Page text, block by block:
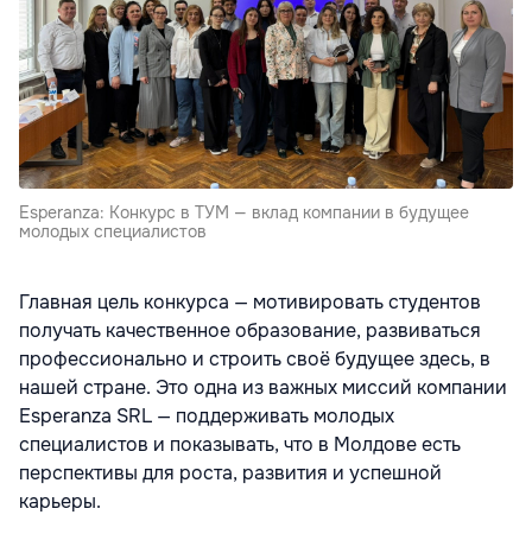
Esperanza: Конкурс в ТУМ — вклад компании в будущее
молодых специалистов
Главная цель конкурса — мотивировать студентов
получать качественное образование, развиваться
профессионально и строить своё будущее здесь, в
нашей стране. Это одна из важных миссий компании
Esperanza SRL — поддерживать молодых
специалистов и показывать, что в Молдове есть
перспективы для роста, развития и успешной
карьеры.